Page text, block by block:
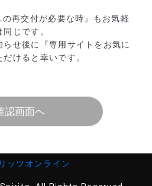
の再交付が必要な時』もお気軽
じです。
せ後に『専用サイトをお気に
けると幸いです。
認画面へ
ッツオンライン